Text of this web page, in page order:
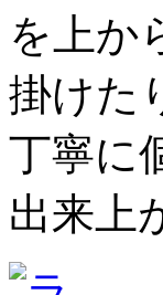
を上か
掛けた
丁寧に
出来上